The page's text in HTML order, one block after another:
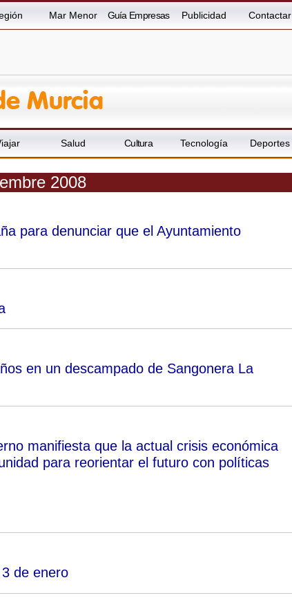
Mar Menor Guía Empresas Publicidad Contactar
Salud Cultura Tecnología Deportes
2008
para denunciar que el Ayuntamiento
en un descampado de Sangonera La
manifiesta que la actual crisis económica
para reorientar el futuro con políticas
de enero